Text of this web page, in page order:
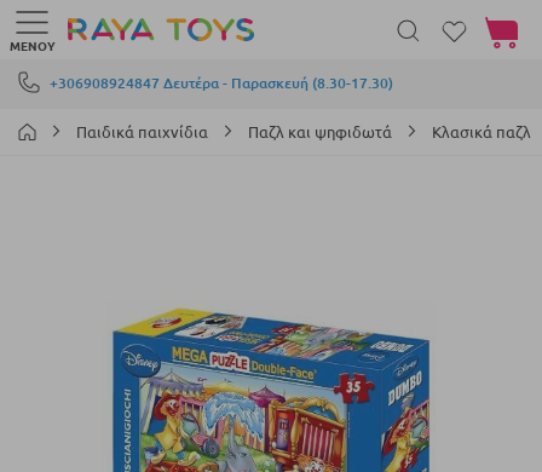
Μετάβαση στο περιεχόμενο
+306908924847 Δευτέρα - Παρασκευή (8.30-17.30)
ΜΕΝΟΎ
Το
Παιδικά παιχνίδια Παζλ και ψηφιδωτά Κλασικά παζλ